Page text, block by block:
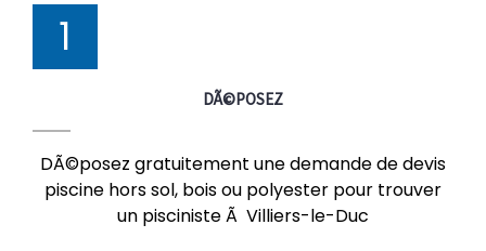
1
DÃ©POSEZ
DÃ©posez gratuitement une demande de devis
piscine hors sol, bois ou polyester pour trouver
un pisciniste Ã Villiers-le-Duc